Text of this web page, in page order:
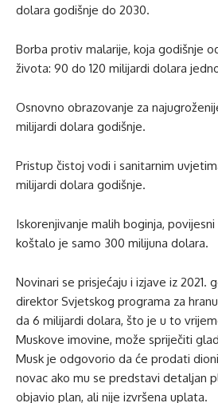
dolara godišnje do 2030.
Borba protiv malarije, koja godišnje
života: 90 do 120 milijardi dolara
Osnovno obrazovanje za
milijardi dolara godišnje.
Pristup čistoj vodi i sanitarnim
milijardi dolara godišnje.
Iskorenjivanje malih boginja,
koštalo je samo 300 milijuna dolara.
Novinari se prisjećaju i izjave iz 2021.
direktor Svjetskog programa za
da 6 milijardi dolara, što je u to
Muskove imovine, može spriječiti
Musk je odgovorio da će prodati
novac ako mu se predstavi detaljan
objavio plan, ali nije izvršena uplata.